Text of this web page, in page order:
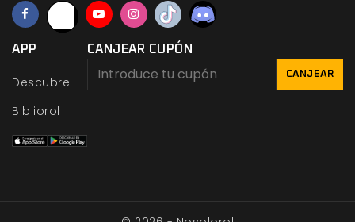
APP
Descubre
Bibliorol
CANJEAR CUPÓN
CANJEAR